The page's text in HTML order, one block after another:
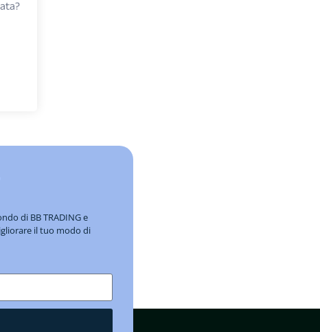
di BB TRADING e
il tuo modo di